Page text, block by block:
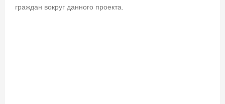
граждан вокруг данного проекта.